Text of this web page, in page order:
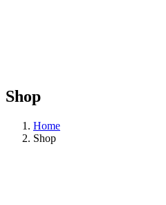
Shop
Home
Shop